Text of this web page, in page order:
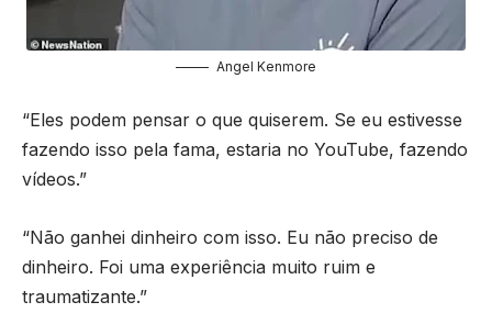
Angel Kenmore
“Eles podem pensar o que quiserem. Se eu estivesse
fazendo isso pela fama, estaria no YouTube, fazendo
vídeos.”
“Não ganhei dinheiro com isso. Eu não preciso de
dinheiro. Foi uma experiência muito ruim e
traumatizante.”